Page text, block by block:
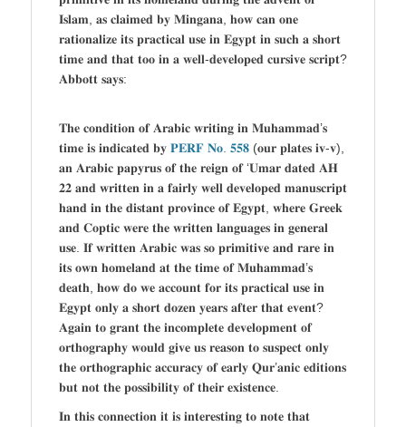
𝐈𝐬𝐥𝐚𝐦, 𝐚𝐬 𝐜𝐥𝐚𝐢𝐦𝐞𝐝 𝐛𝐲 𝐌𝐢𝐧𝐠𝐚𝐧𝐚, 𝐡𝐨𝐰 𝐜𝐚𝐧 𝐨𝐧𝐞
𝐫𝐚𝐭𝐢𝐨𝐧𝐚𝐥𝐢𝐳𝐞 𝐢𝐭𝐬 𝐩𝐫𝐚𝐜𝐭𝐢𝐜𝐚𝐥 𝐮𝐬𝐞 𝐢𝐧 𝐄𝐠𝐲𝐩𝐭 𝐢𝐧 𝐬𝐮𝐜𝐡 𝐚 𝐬𝐡𝐨𝐫𝐭
𝐭𝐢𝐦𝐞 𝐚𝐧𝐝 𝐭𝐡𝐚𝐭 𝐭𝐨𝐨 𝐢𝐧 𝐚 𝐰𝐞𝐥𝐥-𝐝𝐞𝐯𝐞𝐥𝐨𝐩𝐞𝐝 𝐜𝐮𝐫𝐬𝐢𝐯𝐞 𝐬𝐜𝐫𝐢𝐩𝐭?
𝐀𝐛𝐛𝐨𝐭𝐭 𝐬𝐚𝐲𝐬:
𝐓𝐡𝐞 𝐜𝐨𝐧𝐝𝐢𝐭𝐢𝐨𝐧 𝐨𝐟 𝐀𝐫𝐚𝐛𝐢𝐜 𝐰𝐫𝐢𝐭𝐢𝐧𝐠 𝐢𝐧 𝐌𝐮𝐡𝐚𝐦𝐦𝐚𝐝’𝐬
𝐭𝐢𝐦𝐞 𝐢𝐬 𝐢𝐧𝐝𝐢𝐜𝐚𝐭𝐞𝐝 𝐛𝐲 𝐏𝐄𝐑𝐅 𝐍𝐨. 𝟓𝟓𝟖 (𝐨𝐮𝐫 𝐩𝐥𝐚𝐭𝐞𝐬 𝐢𝐯-𝐯),
𝐚𝐧 𝐀𝐫𝐚𝐛𝐢𝐜 𝐩𝐚𝐩𝐲𝐫𝐮𝐬 𝐨𝐟 𝐭𝐡𝐞 𝐫𝐞𝐢𝐠𝐧 𝐨𝐟 ‘𝐔𝐦𝐚𝐫 𝐝𝐚𝐭𝐞𝐝 𝐀𝐇
𝟐𝟐 𝐚𝐧𝐝 𝐰𝐫𝐢𝐭𝐭𝐞𝐧 𝐢𝐧 𝐚 𝐟𝐚𝐢𝐫𝐥𝐲 𝐰𝐞𝐥𝐥 𝐝𝐞𝐯𝐞𝐥𝐨𝐩𝐞𝐝 𝐦𝐚𝐧𝐮𝐬𝐜𝐫𝐢𝐩𝐭
𝐡𝐚𝐧𝐝 𝐢𝐧 𝐭𝐡𝐞 𝐝𝐢𝐬𝐭𝐚𝐧𝐭 𝐩𝐫𝐨𝐯𝐢𝐧𝐜𝐞 𝐨𝐟 𝐄𝐠𝐲𝐩𝐭, 𝐰𝐡𝐞𝐫𝐞 𝐆𝐫𝐞𝐞𝐤
𝐚𝐧𝐝 𝐂𝐨𝐩𝐭𝐢𝐜 𝐰𝐞𝐫𝐞 𝐭𝐡𝐞 𝐰𝐫𝐢𝐭𝐭𝐞𝐧 𝐥𝐚𝐧𝐠𝐮𝐚𝐠𝐞𝐬 𝐢𝐧 𝐠𝐞𝐧𝐞𝐫𝐚𝐥
𝐮𝐬𝐞. 𝐈𝐟 𝐰𝐫𝐢𝐭𝐭𝐞𝐧 𝐀𝐫𝐚𝐛𝐢𝐜 𝐰𝐚𝐬 𝐬𝐨 𝐩𝐫𝐢𝐦𝐢𝐭𝐢𝐯𝐞 𝐚𝐧𝐝 𝐫𝐚𝐫𝐞 𝐢𝐧
𝐢𝐭𝐬 𝐨𝐰𝐧 𝐡𝐨𝐦𝐞𝐥𝐚𝐧𝐝 𝐚𝐭 𝐭𝐡𝐞 𝐭𝐢𝐦𝐞 𝐨𝐟 𝐌𝐮𝐡𝐚𝐦𝐦𝐚𝐝’𝐬
𝐝𝐞𝐚𝐭𝐡, 𝐡𝐨𝐰 𝐝𝐨 𝐰𝐞 𝐚𝐜𝐜𝐨𝐮𝐧𝐭 𝐟𝐨𝐫 𝐢𝐭𝐬 𝐩𝐫𝐚𝐜𝐭𝐢𝐜𝐚𝐥 𝐮𝐬𝐞 𝐢𝐧
𝐄𝐠𝐲𝐩𝐭 𝐨𝐧𝐥𝐲 𝐚 𝐬𝐡𝐨𝐫𝐭 𝐝𝐨𝐳𝐞𝐧 𝐲𝐞𝐚𝐫𝐬 𝐚𝐟𝐭𝐞𝐫 𝐭𝐡𝐚𝐭 𝐞𝐯𝐞𝐧𝐭?
𝐀𝐠𝐚𝐢𝐧 𝐭𝐨 𝐠𝐫𝐚𝐧𝐭 𝐭𝐡𝐞 𝐢𝐧𝐜𝐨𝐦𝐩𝐥𝐞𝐭𝐞 𝐝𝐞𝐯𝐞𝐥𝐨𝐩𝐦𝐞𝐧𝐭 𝐨𝐟
𝐨𝐫𝐭𝐡𝐨𝐠𝐫𝐚𝐩𝐡𝐲 𝐰𝐨𝐮𝐥𝐝 𝐠𝐢𝐯𝐞 𝐮𝐬 𝐫𝐞𝐚𝐬𝐨𝐧 𝐭𝐨 𝐬𝐮𝐬𝐩𝐞𝐜𝐭 𝐨𝐧𝐥𝐲
𝐭𝐡𝐞 𝐨𝐫𝐭𝐡𝐨𝐠𝐫𝐚𝐩𝐡𝐢𝐜 𝐚𝐜𝐜𝐮𝐫𝐚𝐜𝐲 𝐨𝐟 𝐞𝐚𝐫𝐥𝐲 𝐐𝐮𝐫’𝐚𝐧𝐢𝐜 𝐞𝐝𝐢𝐭𝐢𝐨𝐧𝐬
𝐛𝐮𝐭 𝐧𝐨𝐭 𝐭𝐡𝐞 𝐩𝐨𝐬𝐬𝐢𝐛𝐢𝐥𝐢𝐭𝐲 𝐨𝐟 𝐭𝐡𝐞𝐢𝐫 𝐞𝐱𝐢𝐬𝐭𝐞𝐧𝐜𝐞.
𝐈𝐧 𝐭𝐡𝐢𝐬 𝐜𝐨𝐧𝐧𝐞𝐜𝐭𝐢𝐨𝐧 𝐢𝐭 𝐢𝐬 𝐢𝐧𝐭𝐞𝐫𝐞𝐬𝐭𝐢𝐧𝐠 𝐭𝐨 𝐧𝐨𝐭𝐞 𝐭𝐡𝐚𝐭